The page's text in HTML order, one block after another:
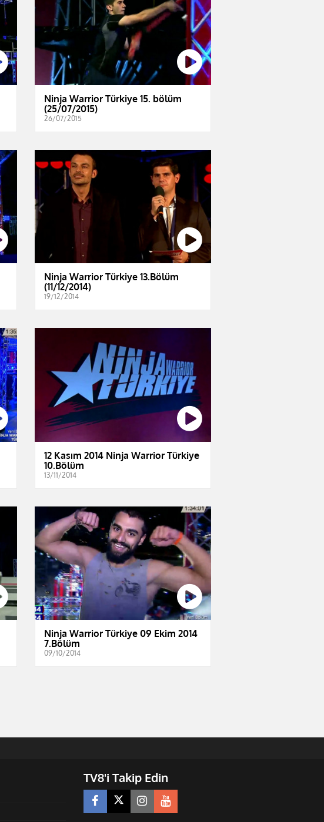
Ninja Warrior Türkiye 15. bölüm
(25/07/2015)
26/07/2015
Ninja Warrior Türkiye 13.Bölüm
(11/12/2014)
19/12/2014
12 Kasım 2014 Ninja Warrior Türkiye
10.Bölüm
13/11/2014
Ninja Warrior Türkiye 09 Ekim 2014
7.Bölüm
09/10/2014
TV8'i Takip Edin